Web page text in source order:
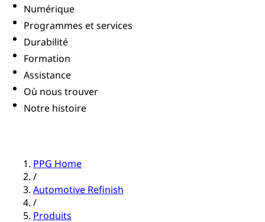
Numérique
Programmes et services
Durabilité
Formation
Assistance
Où nous trouver
Notre histoire
PPG Home
/
Automotive Refinish
/
Produits